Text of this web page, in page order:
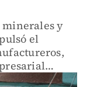
minerales y
el